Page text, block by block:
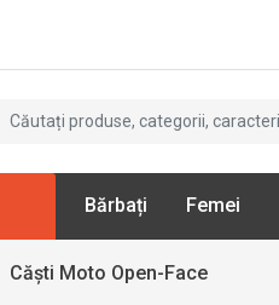
Bărbați Femei
Căști Moto Open-Face